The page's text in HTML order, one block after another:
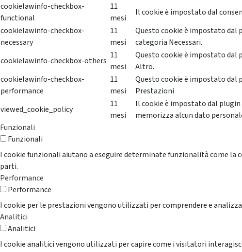
cookielawinfo-checkbox-
functional
11
mesi
Il cookie è impostato dal
cookielawinfo-checkbox-
necessary
11
mesi
Questo cookie è impostato dal
categoria Necessari.
cookielawinfo-checkbox-others
11
mesi
Questo cookie è impostato dal
Altro.
cookielawinfo-checkbox-
performance
11
mesi
Questo cookie è impostato dal
Prestazioni
viewed_cookie_policy
11
mesi
Il cookie è impostato dal
memorizza alcun dato
Funzionali
Funzionali
I cookie funzionali aiutano a eseguire determinate funzionalità come
parti.
Performance
Performance
I cookie per le prestazioni vengono utilizzati per comprendere e
Analitici
Analitici
I cookie analitici vengono utilizzati per capire come i visitatori